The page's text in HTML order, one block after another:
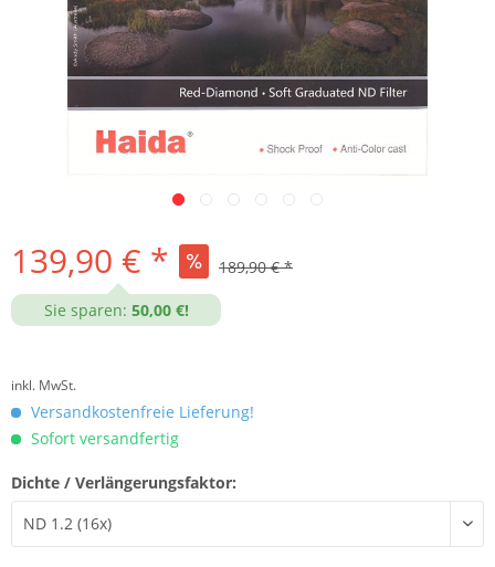
139,90 € * 189,90 € *
Sie sparen: 50,00 €!
inkl. MwSt.
Versandkostenfreie Lieferung!
Sofort versandfertig
Dichte / Verlängerungsfaktor: